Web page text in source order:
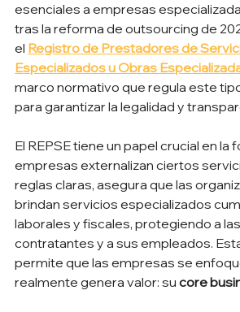
esenciales a empresas
tras la reforma de outsourcing de
el Registro de Prestadores de
Especializados u Obras
marco normativo que regula este
para garantizar la legalidad y
El REPSE tiene un papel crucial en la
empresas externalizan ciertos
reglas claras, asegura que las
brindan servicios especializados
laborales y fiscales, protegiendo a
contratantes y a sus empleados.
permite que las empresas se
realmente genera valor: su core